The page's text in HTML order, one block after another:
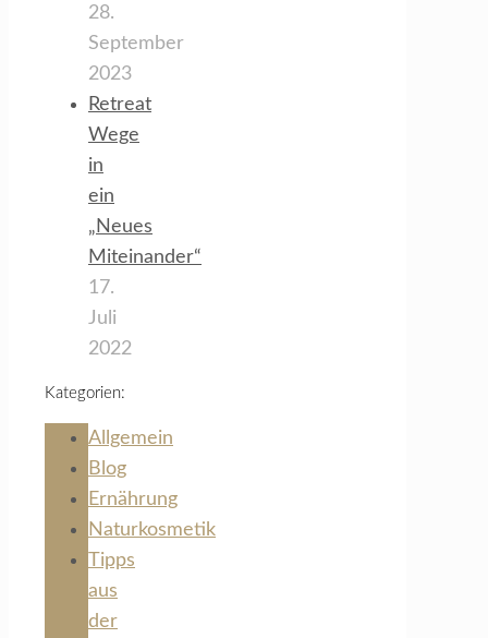
28.
September
2023
Retreat
Wege
in
ein
„Neues
Miteinander“
17.
Juli
2022
Kategorien:
Allgemein
Blog
Ernährung
Naturkosmetik
Tipps
aus
der